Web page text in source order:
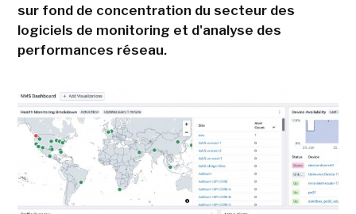
sur fond de concentration du secteur des
logiciels de monitoring et d'analyse des
performances réseau.